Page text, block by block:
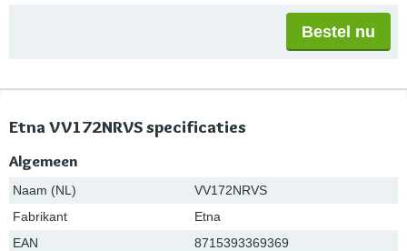
Bestel nu
Etna VV172NRVS specificaties
Algemeen
Naam (NL)
VV172NRVS
Fabrikant
Etna
EAN
8715393369369